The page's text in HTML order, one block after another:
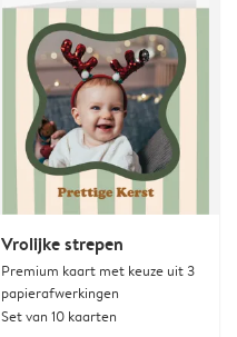
Vrolijke strepen
Premium kaart met keuze uit 3
papierafwerkingen
Set van 10 kaarten